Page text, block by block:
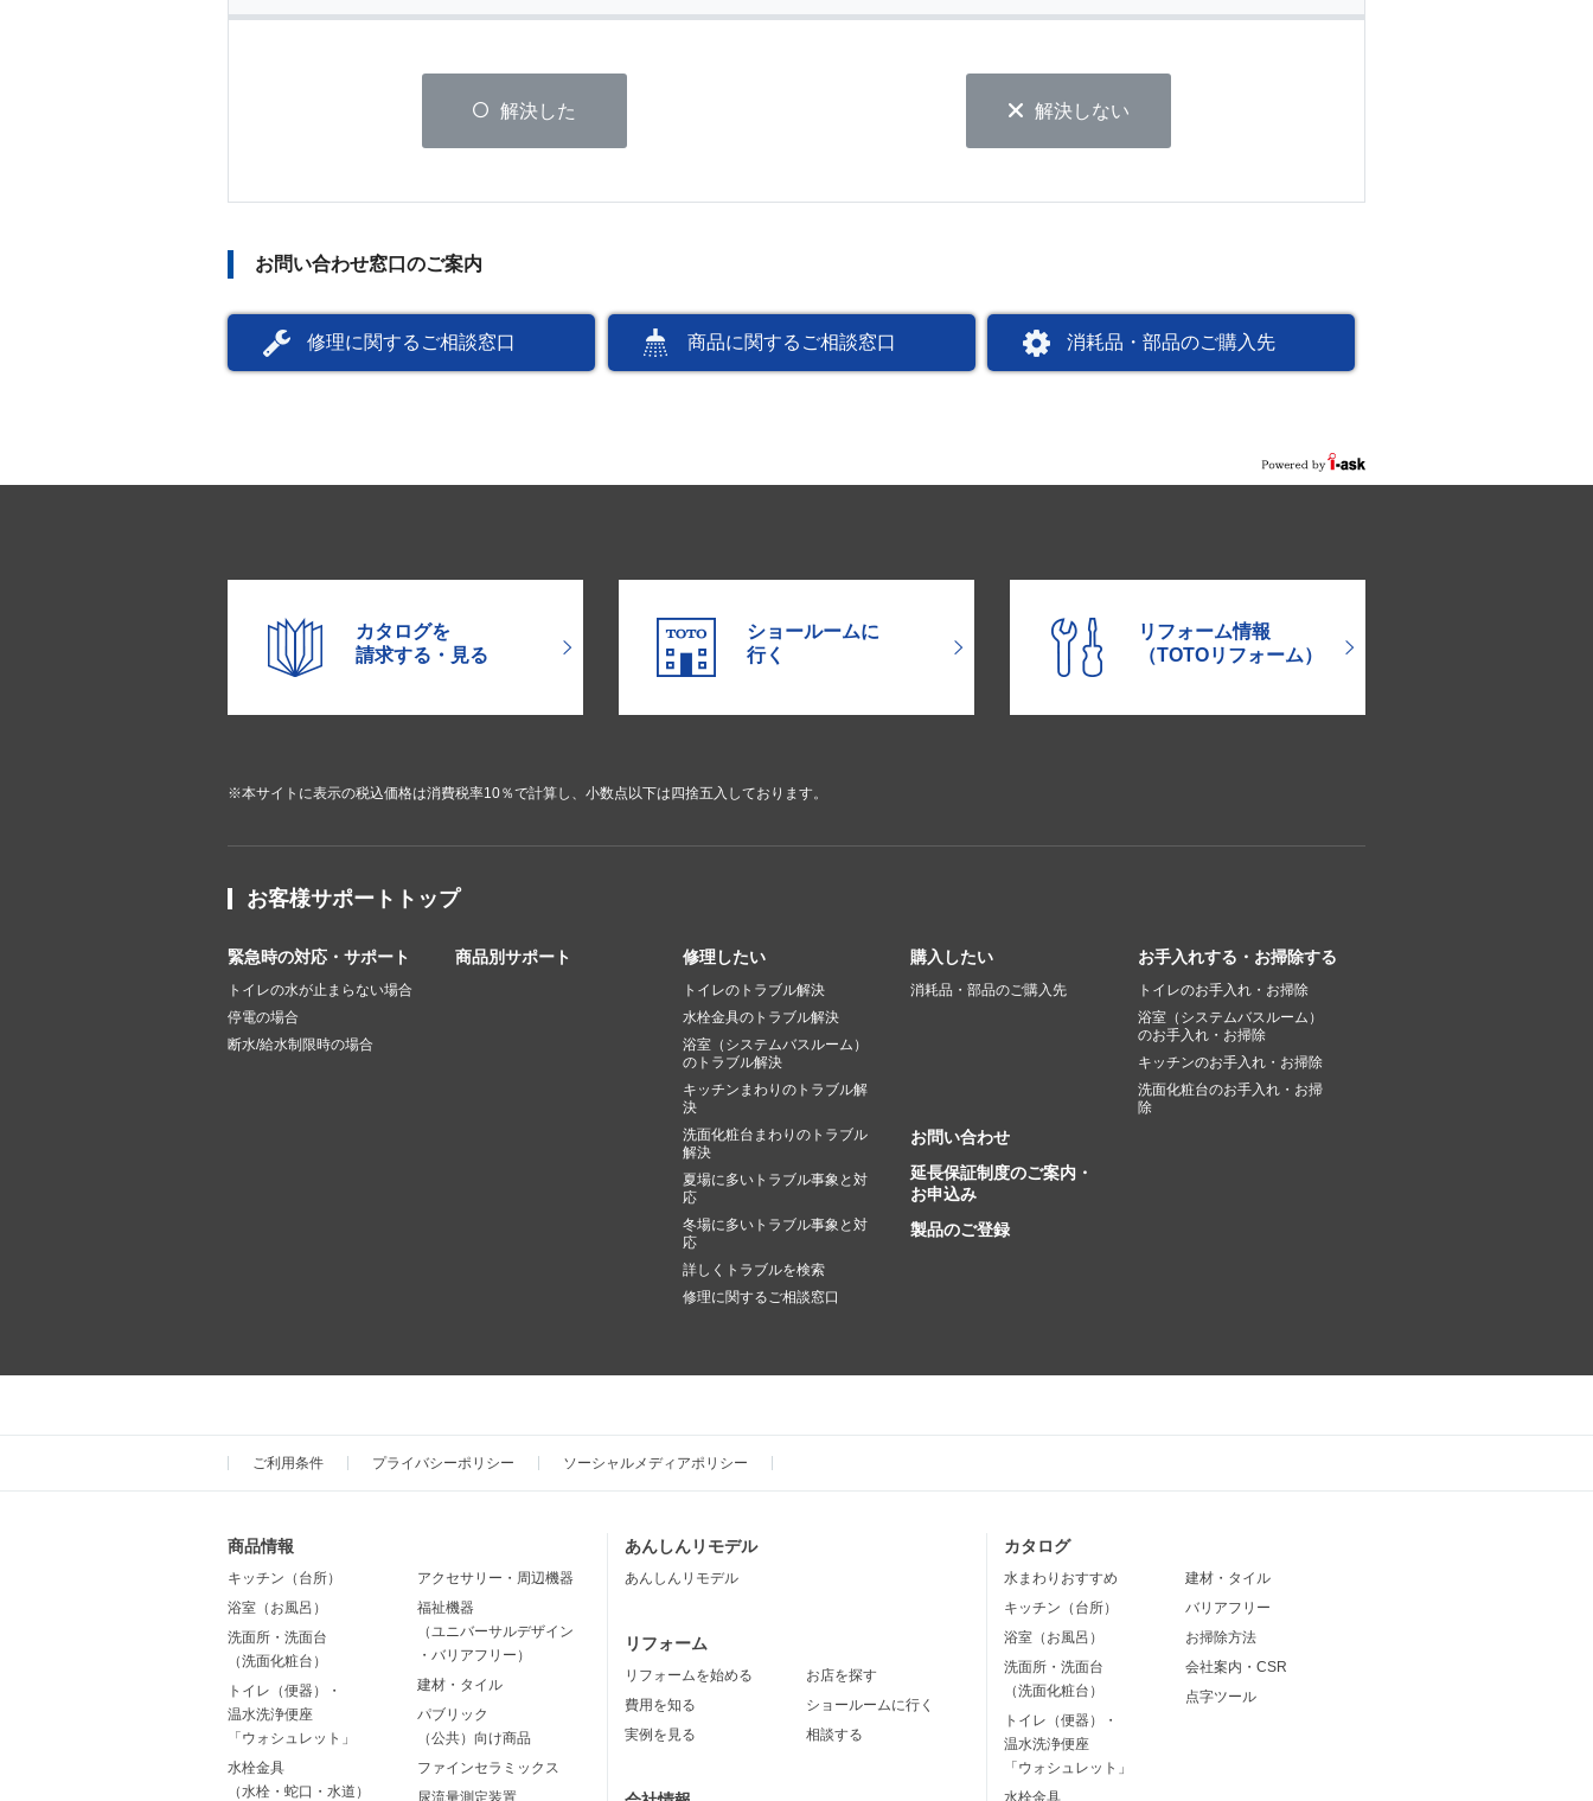
解決した 解決しない
お問い合わせ窓口のご案内
修理に関するご相談窓口 商品に関するご相談窓口 消耗品・部品のご購入先
カタログを
請求する・見る
ショールームに
行く
リフォーム情報
（TOTOリフォーム）
※本サイトに表示の税込価格は消費税率10％で計算し、小数点以下は四捨五入しております。
お客様サポートトップ
緊急時の対応・サポート
トイレの水が止まらない場合
停電の場合
断水/給水制限時の場合
商品別サポート 修理したい
トイレのトラブル解決
水栓金具のトラブル解決
浴室（システムバスルーム）
のトラブル解決
キッチンまわりのトラブル解
決
洗面化粧台まわりのトラブル
解決
夏場に多いトラブル事象と対
応
冬場に多いトラブル事象と対
応
詳しくトラブルを検索
修理に関するご相談窓口
購入したい
消耗品・部品のご購入先
お手入れする・お掃除する
トイレのお手入れ・お掃除
浴室（システムバスルーム）
のお手入れ・お掃除
キッチンのお手入れ・お掃除
洗面化粧台のお手入れ・お掃
除
お問い合わせ
延長保証制度のご案内・
お申込み
製品のご登録
ご利用条件 プライバシーポリシー ソーシャルメディアポリシー
商品情報
キッチン（台所）
浴室（お風呂）
洗面所・洗面台
（洗面化粧台）
トイレ（便器）・
温水洗浄便座
「ウォシュレット」
水栓金具
（水栓・蛇口・水道）
アクセサリー・周辺機器
福祉機器
（ユニバーサルデザイン
・バリアフリー）
建材・タイル
パブリック
（公共）向け商品
ファインセラミックス
あんしんリモデル
あんしんリモデル
リフォーム
リフォームを始める
費用を知る
実例を見る
お店を探す
ショールームに行く
相談する
カタログ
水まわりおすすめ
キッチン（台所）
浴室（お風呂）
洗面所・洗面台
（洗面化粧台）
トイレ（便器）・
温水洗浄便座
「ウォシュレット」
建材・タイル
バリアフリー
お掃除方法
会社案内・CSR
点字ツール